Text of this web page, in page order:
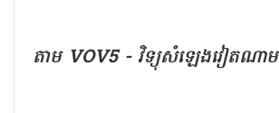
តាម VOV5 -​ វិទ្យុសំឡេងវៀតណាម​